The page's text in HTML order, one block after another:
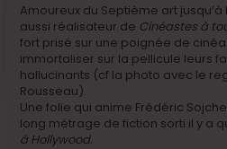
Amoureux du Septième art
aussi réalisateur de Cinéastes à
fort prisé sur une poignée de
immortaliser sur la pellicule leurs
hallucinants (cf la photo avec le
Rousseau).
Une folie qui anime Frédéric
long métrage de fiction sorti il y a
à Hollywood.